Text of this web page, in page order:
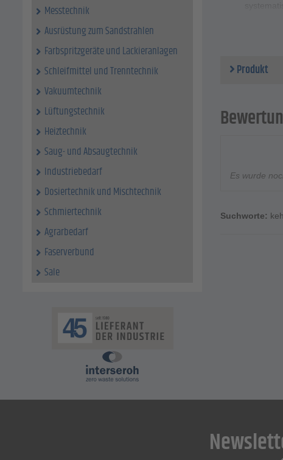
Messtechnik
Ausrüstung zum Sandstrahlen
Farbspritzgeräte und Lackieranlagen
Schleifmittel und Trenntechnik
Vakuumtechnik
Lüftungstechnik
Heiztechnik
Saug- und Absaugtechnik
Industriebedarf
Dosiertechnik und Mischtechnik
Schmiertechnik
Agrarbedarf
Faserverbund
Sale
Das
Produkt
Es wurde
Suchworte: